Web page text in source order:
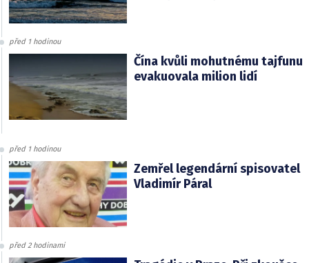
před 1 hodinou
Čína kvůli mohutnému tajfunu
evakuovala milion lidí
před 1 hodinou
Zemřel legendární spisovatel
Vladimír Páral
před 2 hodinami